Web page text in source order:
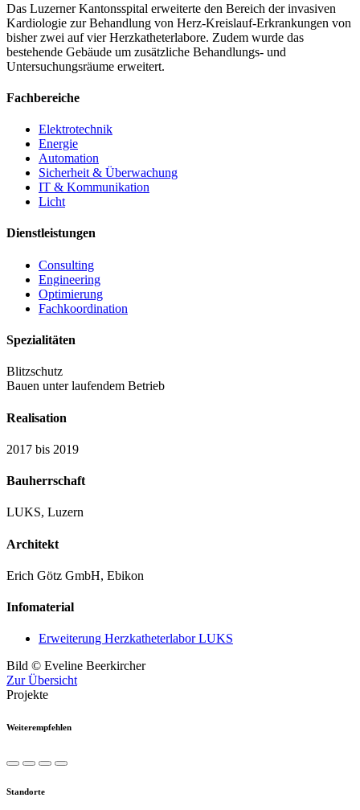
Das Luzerner Kantonsspital erweiterte den Bereich der invasiven
Kardiologie zur Behandlung von Herz-Kreislauf-Erkrankungen von
bisher zwei auf vier Herzkatheterlabore. Zudem wurde das
bestehende Gebäude um zusätzliche Behandlungs- und
Untersuchungsräume erweitert.
Fachbereiche
Elektrotechnik
Energie
Automation
Sicherheit & Überwachung
IT & Kommunikation
Licht
Dienstleistungen
Consulting
Engineering
Optimierung
Fachkoordination
Spezialitäten
Blitzschutz
Bauen unter laufendem Betrieb
Realisation
2017 bis 2019
Bauherrschaft
LUKS, Luzern
Architekt
Erich Götz GmbH, Ebikon
Infomaterial
Erweiterung Herzkatheterlabor LUKS
Bild © Eveline Beerkircher
Zur Übersicht
Projekte
Weiterempfehlen
Standorte